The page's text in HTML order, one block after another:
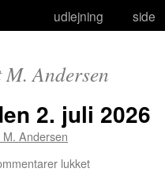
udlejning
side
M. Andersen
2. juli 2026
M. Andersen
lukkettil